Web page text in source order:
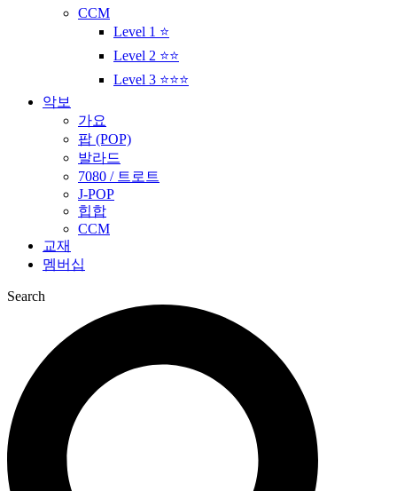
CCM
Level 1 ⭐
Level 2 ⭐⭐
Level 3 ⭐⭐⭐
악보
가요
팝 (POP)
발라드
7080 / 트로트
J-POP
힙합
CCM
교재
멤버십
Search